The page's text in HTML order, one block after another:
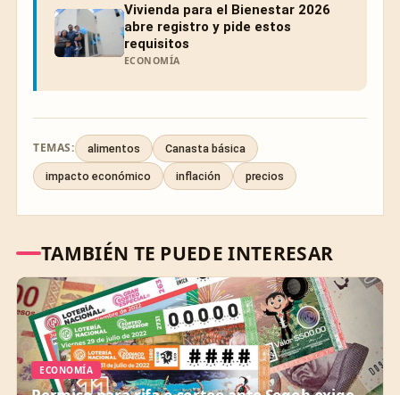
Vivienda para el Bienestar 2026
abre registro y pide estos
requisitos
ECONOMÍA
TEMAS: alimentos Canasta básica
impacto económico inflación precios
TAMBIÉN TE PUEDE INTERESAR
ECONOMÍA